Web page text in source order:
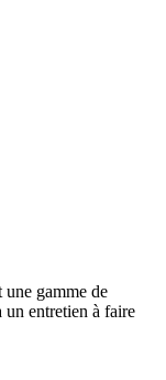
gamme de
un entretien à faire